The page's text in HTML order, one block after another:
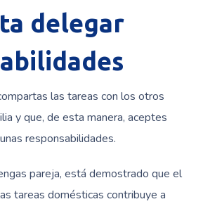
delegar
las tareas con los otros
y que, de esta manera, aceptes
responsabilidades.
pareja, está demostrado que el
tareas domésticas contribuye a